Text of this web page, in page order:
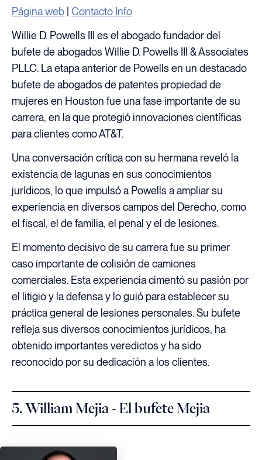
Página web | Contacto Info
Willie D. Powells III es el abogado fundador del
bufete de abogados Willie D. Powells III & Associates
PLLC. La etapa anterior de Powells en un destacado
bufete de abogados de patentes propiedad de
mujeres en Houston fue una fase importante de su
carrera, en la que protegió innovaciones científicas
para clientes como AT&T.
Una conversación crítica con su hermana reveló la
existencia de lagunas en sus conocimientos
jurídicos, lo que impulsó a Powells a ampliar su
experiencia en diversos campos del Derecho, como
el fiscal, el de familia, el penal y el de lesiones.
El momento decisivo de su carrera fue su primer
caso importante de colisión de camiones
comerciales. Esta experiencia cimentó su pasión por
el litigio y la defensa y lo guió para establecer su
práctica general de lesiones personales. Su bufete
refleja sus diversos conocimientos jurídicos, ha
obtenido importantes veredictos y ha sido
reconocido por su dedicación a los clientes.
5. William Mejia - El bufete Mejia